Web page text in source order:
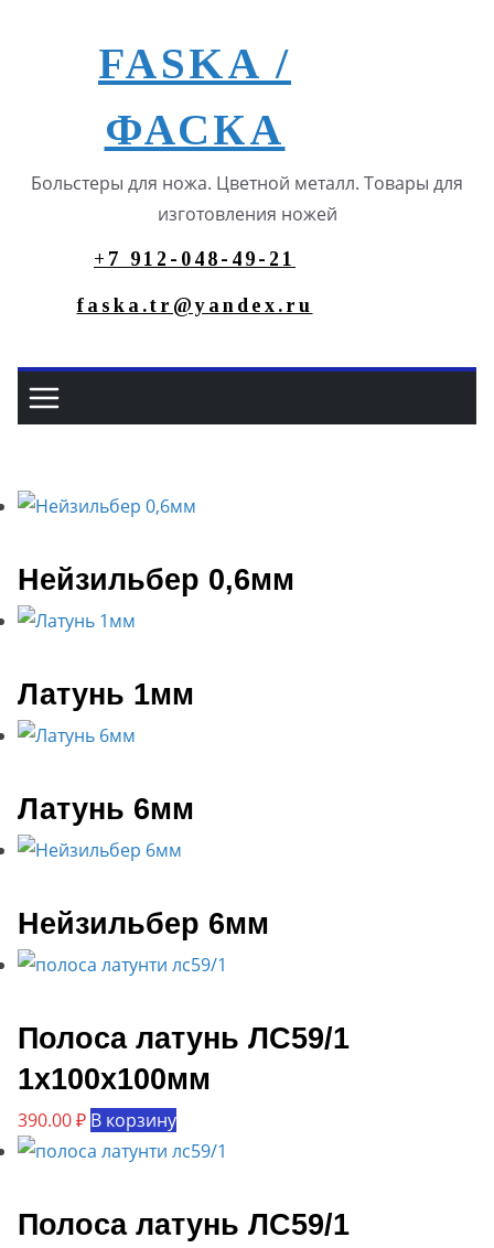
содержимомуFASKA /
ФАСКА
Больстеры для ножа. Цветной металл. Товары для
изготовления ножей
+7 912-048-49-21
faska.tr@yandex.ru
Нейзильбер 0,6мм
Латунь 1мм
Латунь 6мм
Нейзильбер 6мм
Полоса латунь ЛС59/1
1х100х100мм
390.00₽ В корзину
Полоса латунь ЛС59/1